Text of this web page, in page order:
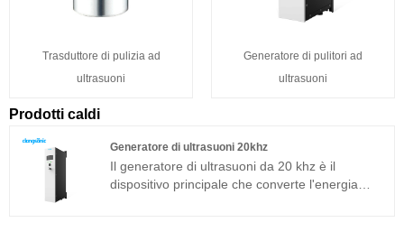
Trasduttore di pulizia ad
ultrasuoni
Generatore di pulitori ad
ultrasuoni
Prodotti caldi
Generatore di ultrasuoni 20khz
Il generatore di ultrasuoni da 20 khz è il
dispositivo principale che converte l'energia